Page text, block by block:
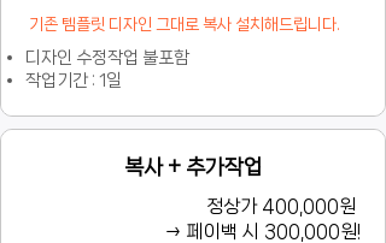
기존 템플릿 디자인 그대로 복사 설치해드립니다.
디자인 수정작업 불포함
​작업기간 : 1일
복사 + 추가작업
정상가 400,000원
→ 페이백 시 300,000원!